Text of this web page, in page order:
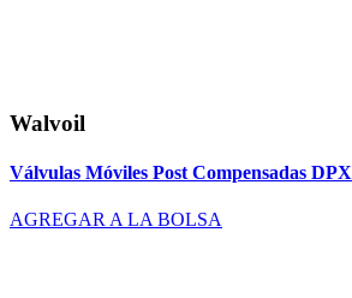
Walvoil
Válvulas Móviles Post Compensadas DPX
AGREGAR A LA BOLSA